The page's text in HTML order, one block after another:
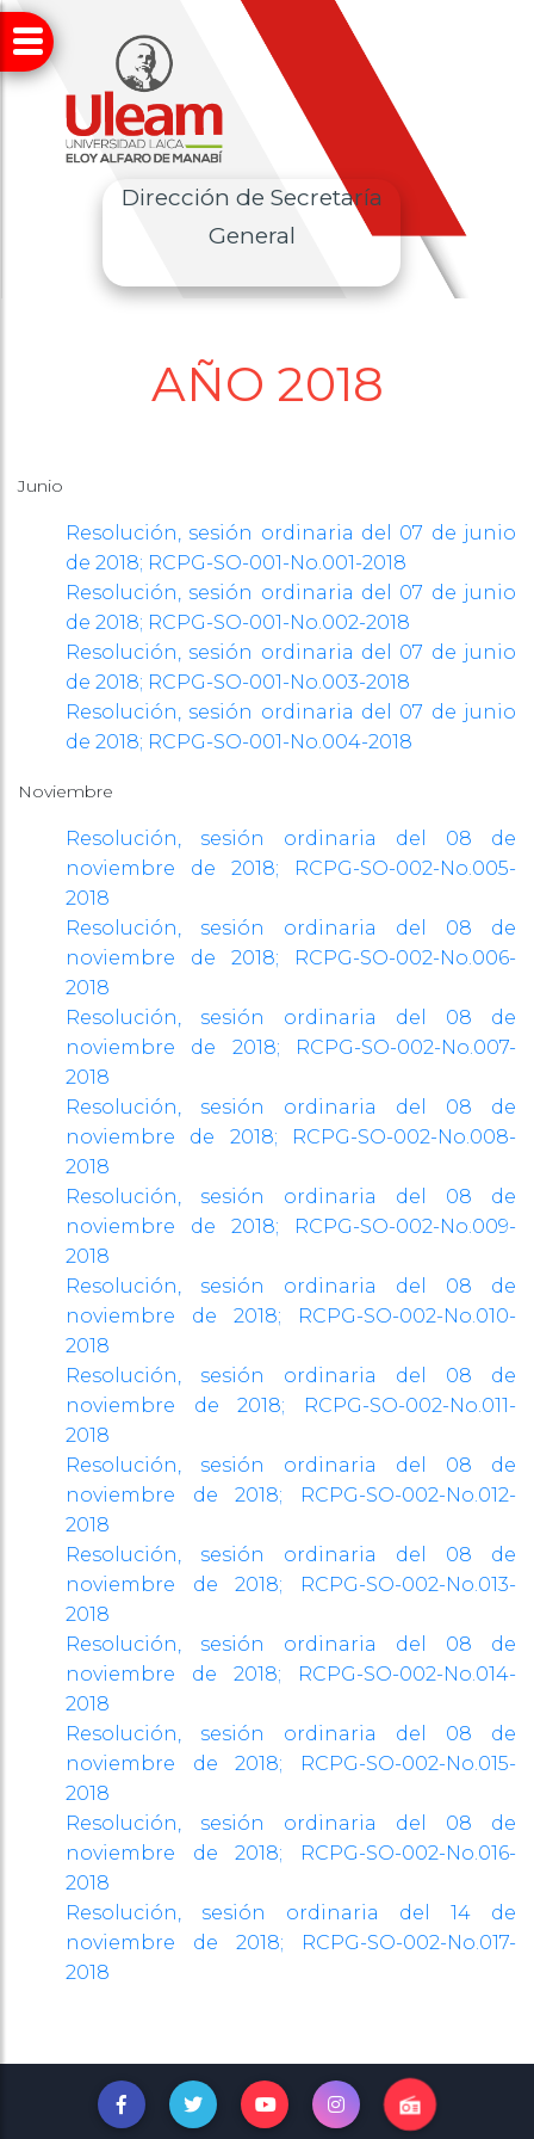
Dirección de Secretaría
General
AÑO 2018
Junio
Resolución, sesión ordinaria del 07 de junio
de 2018; RCPG-SO-001-No.001-2018
Resolución, sesión ordinaria del 07 de junio
de 2018; RCPG-SO-001-No.002-2018
Resolución, sesión ordinaria del 07 de junio
de 2018; RCPG-SO-001-No.003-2018
Resolución, sesión ordinaria del 07 de junio
de 2018; RCPG-SO-001-No.004-2018
Noviembre
Resolución, sesión ordinaria del 08 de
noviembre de 2018; RCPG-SO-002-No.005-
2018
Resolución, sesión ordinaria del 08 de
noviembre de 2018; RCPG-SO-002-No.006-
2018
Resolución, sesión ordinaria del 08 de
noviembre de 2018; RCPG-SO-002-No.007-
2018
Resolución, sesión ordinaria del 08 de
noviembre de 2018; RCPG-SO-002-No.008-
2018
Resolución, sesión ordinaria del 08 de
noviembre de 2018; RCPG-SO-002-No.009-
2018
Resolución, sesión ordinaria del 08 de
noviembre de 2018; RCPG-SO-002-No.010-
2018
Resolución, sesión ordinaria del 08 de
noviembre de 2018; RCPG-SO-002-No.011-
2018
Resolución, sesión ordinaria del 08 de
noviembre de 2018; RCPG-SO-002-No.012-
2018
Resolución, sesión ordinaria del 08 de
noviembre de 2018; RCPG-SO-002-No.013-
2018
Resolución, sesión ordinaria del 08 de
noviembre de 2018; RCPG-SO-002-No.014-
2018
Resolución, sesión ordinaria del 08 de
noviembre de 2018; RCPG-SO-002-No.015-
2018
Resolución, sesión ordinaria del 08 de
noviembre de 2018; RCPG-SO-002-No.016-
2018
Resolución, sesión ordinaria del 14 de
noviembre de 2018; RCPG-SO-002-No.017-
2018